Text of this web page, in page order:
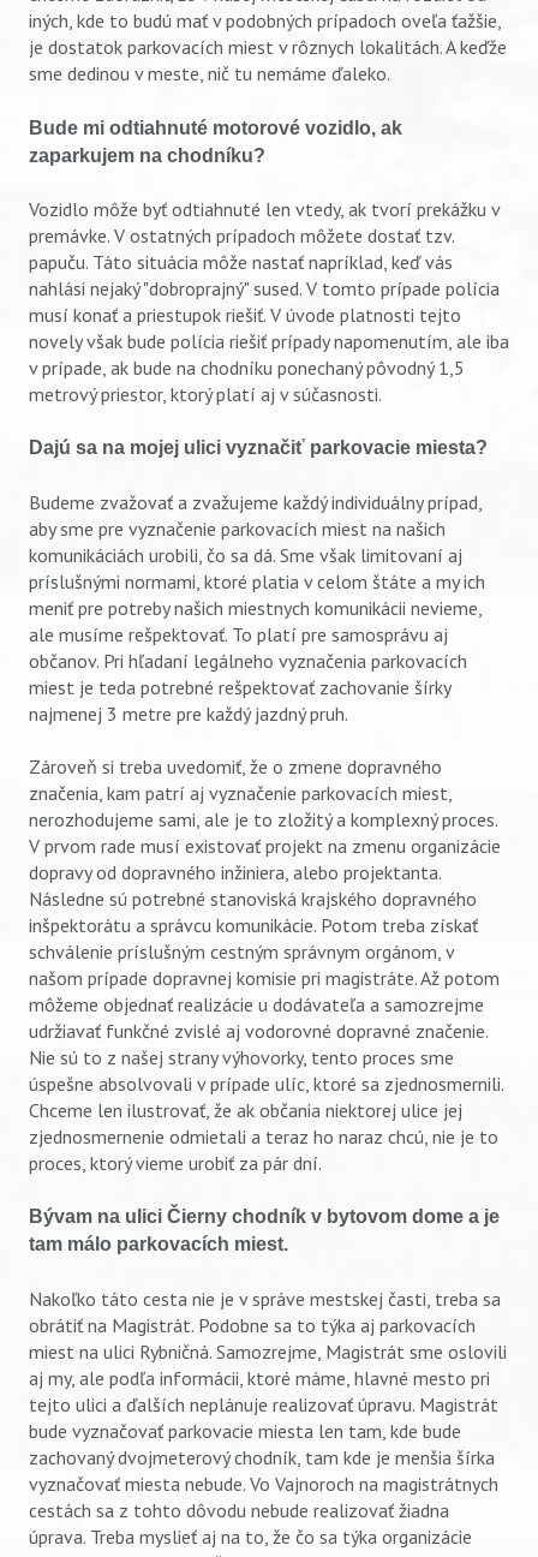
Vyhľadávanie
iných, kde to budú mať v podobných prípadoch oveľa ťažšie,
je dostatok parkovacích miest v rôznych lokalitách. A keďže
sme dedinou v meste, nič tu nemáme ďaleko.
Bude mi odtiahnuté motorové vozidlo, ak
zaparkujem na chodníku?
Vozidlo môže byť odtiahnuté len vtedy, ak tvorí prekážku v
premávke. V ostatných prípadoch môžete dostať tzv.
papuču. Táto situácia môže nastať napríklad, keď vás
nahlási nejaký "dobroprajný" sused. V tomto prípade polícia
musí konať a priestupok riešiť. V úvode platnosti tejto
novely však bude polícia riešiť prípady napomenutím, ale iba
v prípade, ak bude na chodníku ponechaný pôvodný 1,5
metrový priestor, ktorý platí aj v súčasnosti.
Dajú sa na mojej ulici vyznačiť parkovacie miesta?
Budeme zvažovať a zvažujeme každý individuálny prípad,
aby sme pre vyznačenie parkovacích miest na našich
komunikáciách urobili, čo sa dá. Sme však limitovaní aj
príslušnými normami, ktoré platia v celom štáte a my ich
meniť pre potreby našich miestnych komunikácii nevieme,
ale musíme rešpektovať. To platí pre samosprávu aj
občanov. Pri hľadaní legálneho vyznačenia parkovacích
miest je teda potrebné rešpektovať zachovanie šírky
najmenej 3 metre pre každý jazdný pruh.
Zároveň si treba uvedomiť, že o zmene dopravného
značenia, kam patrí aj vyznačenie parkovacích miest,
nerozhodujeme sami, ale je to zložitý a komplexný proces.
V prvom rade musí existovať projekt na zmenu organizácie
dopravy od dopravného inžiniera, alebo projektanta.
Následne sú potrebné stanoviská krajského dopravného
inšpektorátu a správcu komunikácie. Potom treba získať
schválenie príslušným cestným správnym orgánom, v
našom prípade dopravnej komisie pri magistráte. Až potom
môžeme objednať realizácie u dodávateľa a samozrejme
udržiavať funkčné zvislé aj vodorovné dopravné značenie.
Nie sú to z našej strany výhovorky, tento proces sme
úspešne absolvovali v prípade ulíc, ktoré sa zjednosmernili.
Chceme len ilustrovať, že ak občania niektorej ulice jej
zjednosmernenie odmietali a teraz ho naraz chcú, nie je to
proces, ktorý vieme urobiť za pár dní.
Bývam na ulici Čierny chodník v bytovom dome a je
tam málo parkovacích miest.
Nakoľko táto cesta nie je v správe mestskej časti, treba sa
obrátiť na Magistrát. Podobne sa to týka aj parkovacích
miest na ulici Rybničná. Samozrejme, Magistrát sme oslovili
aj my, ale podľa informácii, ktoré máme, hlavné mesto pri
tejto ulici a ďalších neplánuje realizovať úpravu. Magistrát
bude vyznačovať parkovacie miesta len tam, kde bude
zachovaný dvojmeterový chodník, tam kde je menšia šírka
vyznačovať miesta nebude. Vo Vajnoroch na magistrátnych
cestách sa z tohto dôvodu nebude realizovať žiadna
úprava. Treba myslieť aj na to, že čo sa týka organizácie